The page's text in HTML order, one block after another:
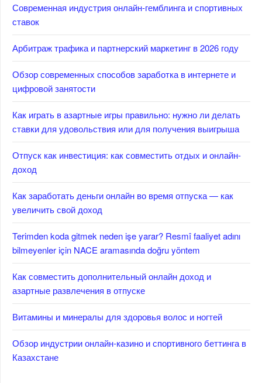
Современная индустрия онлайн-гемблинга и спортивных
ставок
Арбитраж трафика и партнерский маркетинг в 2026 году
Обзор современных способов заработка в интернете и
цифровой занятости
Как играть в азартные игры правильно: нужно ли делать
ставки для удовольствия или для получения выигрыша
Отпуск как инвестиция: как совместить отдых и онлайн-
доход
Как заработать деньги онлайн во время отпуска — как
увеличить свой доход
Terimden koda gitmek neden işe yarar? Resmî faaliyet adını
bilmeyenler için NACE aramasında doğru yöntem
Как совместить дополнительный онлайн доход и
азартные развлечения в отпуске
Витамины и минералы для здоровья волос и ногтей
Обзор индустрии онлайн-казино и спортивного беттинга в
Казахстане